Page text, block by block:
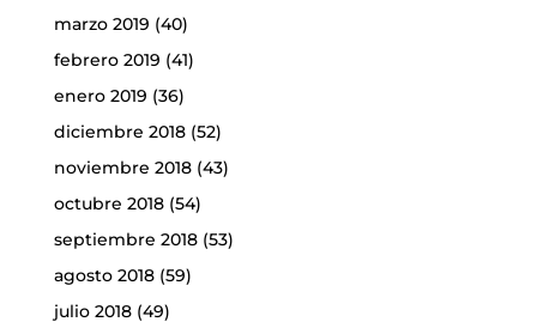
marzo 2019 (40)
febrero 2019 (41)
enero 2019 (36)
diciembre 2018(52)
noviembre 2018(43)
octubre 2018(54)
septiembre 2018(53)
agosto 2018(59)
julio 2018(49)